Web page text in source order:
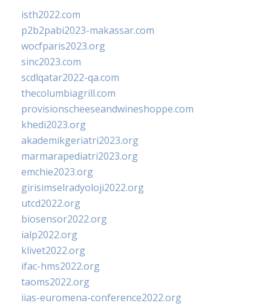
isth2022.com
p2b2pabi2023-makassar.com
wocfparis2023.org
sinc2023.com
scdlqatar2022-qa.com
thecolumbiagrill.com
provisionscheeseandwineshoppe.com
khedi2023.org
akademikgeriatri2023.org
marmarapediatri2023.org
emchie2023.org
girisimselradyoloji2022.org
utcd2022.org
biosensor2022.org
ialp2022.org
klivet2022.org
ifac-hms2022.org
taoms2022.org
iias-euromena-conference2022.org